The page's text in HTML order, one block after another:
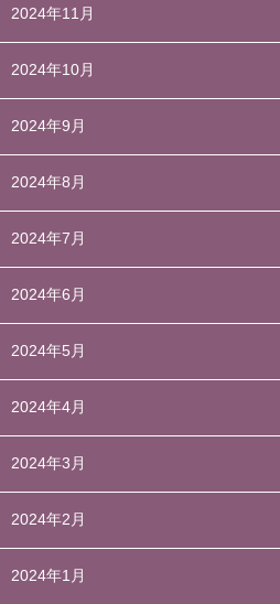
2024年11月
2024年10月
2024年9月
2024年8月
2024年7月
2024年6月
2024年5月
2024年4月
2024年3月
2024年2月
2024年1月